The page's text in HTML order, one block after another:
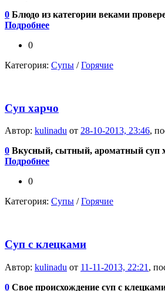
0 Блюдо из категории веками
Подробнее
0
Категория: Супы /Горячие
Суп харчо
Автор: kulinadu от 28-10-2013, 23:46,
0 Вкусный, сытный, ароматный суп
Подробнее
0
Категория: Супы /Горячие
Суп с клецками
Автор: kulinadu от 11-11-2013, 22:21 ,
0 Свое происхождение суп с